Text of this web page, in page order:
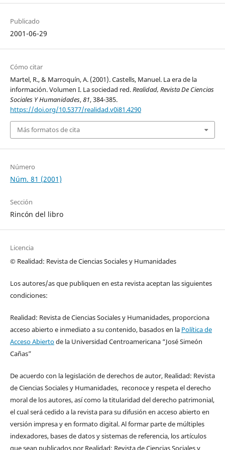
Publicado
2001-06-29
Cómo citar
Martel, R., & Marroquín, A. (2001). Castells, Manuel. La era de la
información. Volumen I. La sociedad red.Realidad, Revista De Ciencias
Sociales Y Humanidades,81, 384-385.
https://doi.org/10.5377/realidad.v0i81.4290
Más formatos de cita
Número
Núm. 81 (2001)
Sección
Rincón del libro
Licencia
© Realidad: Revista de Ciencias Sociales y Humanidades
Los autores/as que publiquen en esta revista aceptan las siguientes
condiciones:
Realidad: Revista de Ciencias Sociales y Humanidades, proporciona
acceso abierto e inmediato a su contenido, basados en la Política de
Acceso Abiertode la Universidad Centroamericana “José Simeón
Cañas”
De acuerdo con la legislación de derechos de autor, Realidad: Revista
de Ciencias Sociales y Humanidades, reconoce y respeta el derecho
moral de los autores, así como la titularidad del derecho patrimonial,
el cual será cedido a la revista para su difusión en acceso abierto en
versión impresa y en formato digital. Al formar parte de múltiples
indexadores, bases de datos y sistemas de referencia, los artículos
que sean publicados por Realidad: Revista de Ciencias Sociales y